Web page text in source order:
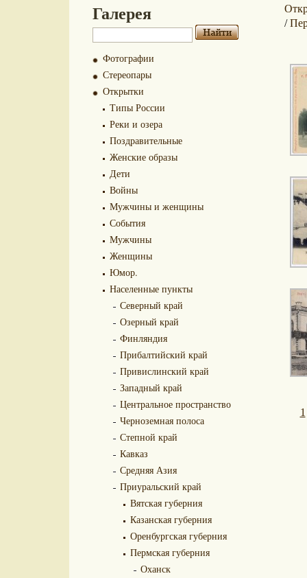
Галерея
Фотографии
Стереопары
Открытки
Типы России
Реки и озера
Поздравительные
Женские образы
Дети
Войны
Мужчины и женщины
События
Мужчины
Женщины
Юмор.
Населенные пункты
Северный край
Озерный край
Финляндия
Прибалтийский край
Привислинский край
Западный край
Центральное пространство
Черноземная полоса
Степной край
Кавказ
Средняя Азия
Приуральский край
Вятская губерния
Казанская губерния
Оренбургская губерния
Пермская губерния
Оханск
/
1